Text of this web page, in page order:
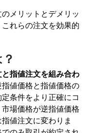
メリットとデメリッ
れらの注文を効果的
指値注文を組み合わ
指値価格と指値価格の
条件をより正確にコ
場価格が逆指値価格
値注文に変わりま